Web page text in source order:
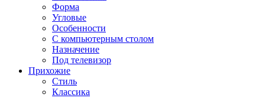
Форма
Угловые
Особенности
С компьютерным столом
Назначение
Под телевизор
Прихожие
Стиль
Классика